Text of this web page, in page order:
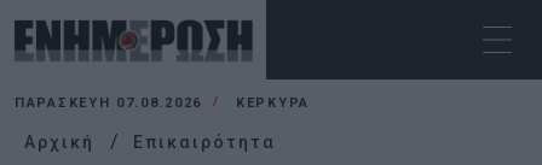
ΠΑΡΑΣΚΕΥΉ 07.08.2026 ΚΕΡΚΥΡΑ
Αρχική Επικαιρότητα